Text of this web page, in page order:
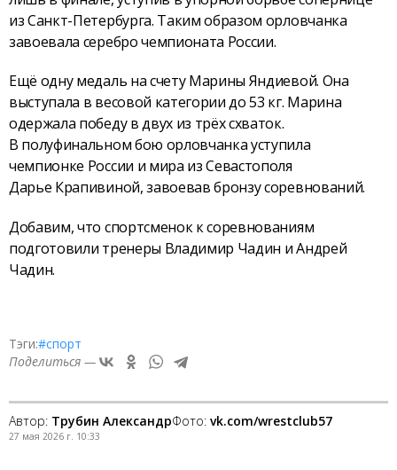
из Санкт-Петербурга. Таким образом орловчанка
завоевала серебро чемпионата России.
Ещё одну медаль на счету Марины Яндиевой. Она
выступала в весовой категории до 53 кг. Марина
одержала победу в двух из трёх схваток.
В полуфинальном бою орловчанка уступила
чемпионке России и мира из Севастополя
Дарье Крапивиной, завоевав бронзу соревнований.
Добавим, что спортсменок к соревнованиям
подготовили тренеры Владимир Чадин и Андрей
Чадин.
Тэги:#спорт
Поделиться —
Автор: Трубин АлександрФото: vk.com/wrestclub57
27 мая 2026 г. 10:33